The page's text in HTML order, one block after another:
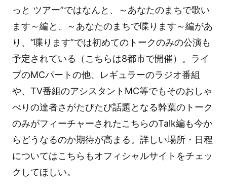
っと ツアー”ではなんと、～あなたのまちで歌い
ます～編と、～あなたのまちで喋ります～編があ
り、“喋ります”では初めてのトークのみの公演も
予定されている（こちらは8都市で開催）。ライ
ブのMCパートの他、レギュラーのラジオ番組
や、TV番組のアシスタントMC等でもそのおしゃ
べりの達者さがたびたび話題となる幹葉のトーク
のみがフィーチャーされたこちらのTalk編も今か
らどうなるのか期待が高まる。詳しい場所・日程
についてはこちらもオフィシャルサイトをチェッ
クしてほしい。